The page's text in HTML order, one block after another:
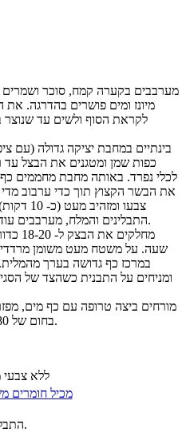
מיונז ומים פושרים בהדרגה.
לקראת הסוף ולשים עד
כפות שמן ומטגנים את הבצל עד
לכלי נפרד. באותה מחבת מחממים כף
את הבשר הקצוץ תוך כדי ערבוב
צבעו
התבלינים והמלח, מערבבים עוד כדקה-שתיים ומוכן. מצננים.
שעה. על משטח מעט משומן
במרכז כף גדושה בערך
ומניחים על התבנית כשהצד של
בחום של 180 מעלות למשך כ- 25 דקות.
ללא
מכיל חומרים
התבלינים במתכון לפי הטעם האישי.